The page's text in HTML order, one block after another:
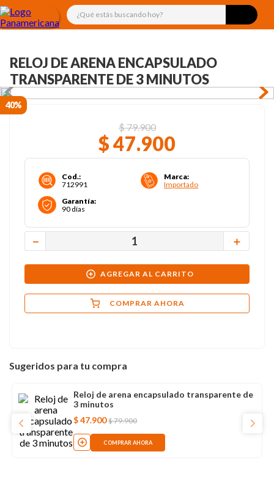
¿Qué estás buscando hoy?
RELOJ DE ARENA ENCAPSULADO
TRANSPARENTE DE 3 MINUTOS
40%
$79.900
$47.900
Cod.:
712991
Marca:
Importado
Garantía:
90 días
＋
－
AGREGAR AL CARRITO
COMPRAR AHORA
Sugeridos para tu compra
Reloj de arena encapsulado transparente de
3 minutos
$47.900 $79.900
COMPRAR AHORA